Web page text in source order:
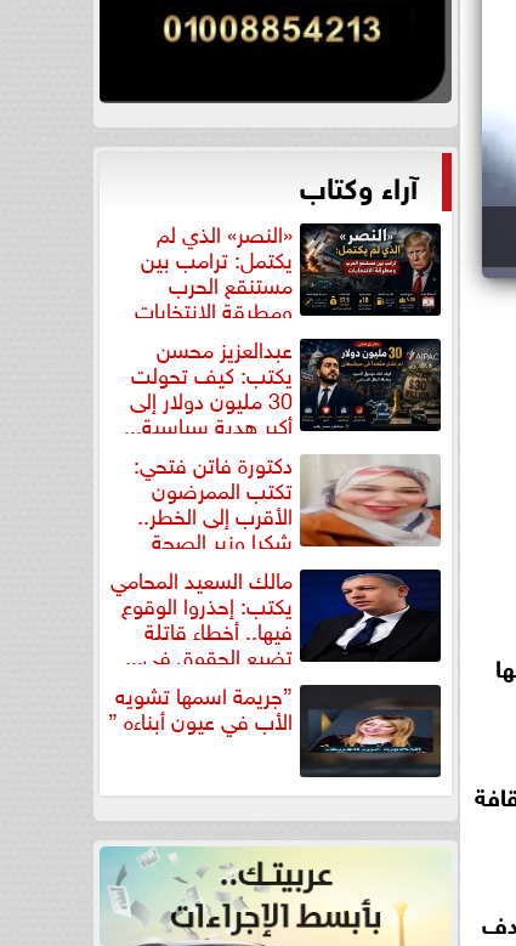
آراء وكتاب
«النصر» الذي لم
يكتمل: ترامب بين
مستنقع الحرب
ومطرقة الانتخابات
عبدالعزيز محسن
يكتب: كيف تحولت
30 مليون دولار إلى
أكبر هدية سياسية...
دكتورة فاتن فتحي:
تكتب الممرضون
الأقرب إلى الخطر..
شكرا وزير الصحة
لتكريم... مالك السعيد المحامي
يكتب: إحذروا الوقوع
فيها.. أخطاء قاتلة
تضيع الحقوق في...
”جريمة اسمها تشويه
الأب في عيون أبناءه ”